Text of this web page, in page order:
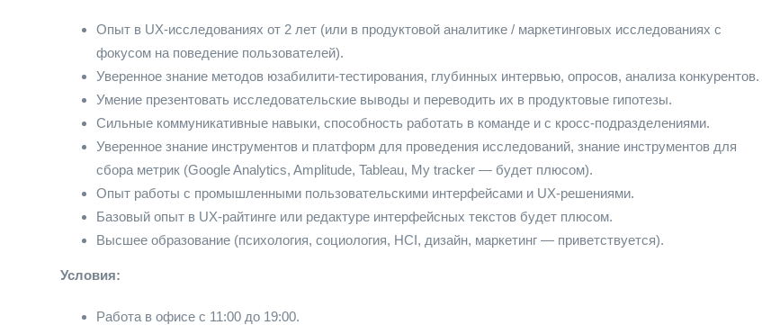
Опыт в UX-исследованиях от 2 лет (или в продуктовой аналитике / маркетинговых исследованиях с
фокусом на поведение пользователей).
Уверенное знание методов юзабилити-тестирования, глубинных интервью, опросов, анализа конкурентов.
Умение презентовать исследовательские выводы и переводить их в продуктовые гипотезы.
Сильные коммуникативные навыки, способность работать в команде и с кросс-подразделениями.
Уверенное знание инструментов и платформ для проведения исследований, знание инструментов для
сбора метрик (Google Analytics, Amplitude, Tableau, My tracker — будет плюсом).
Опыт работы с промышленными пользовательскими интерфейсами и UX-решениями.
Базовый опыт в UX-райтинге или редактуре интерфейсных текстов будет плюсом.
​​​Высшее образование (психология, социология, HCI, дизайн, маркетинг — приветствуется).
Условия:
Работа в офисе с 11:00 до 19:00.